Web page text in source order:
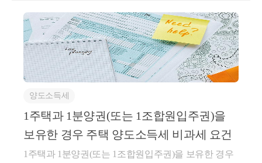
의 매도자와 체결한 임대차계약이직전임대차계약에
해당하는지서면-2023-부동산-1332 [부동산납세과-240
1]등록일자 : 2023.11.03.생산일자 : 2023.10.13.요지주택
을 취득하면서 해당 주택의 매도자와 임대차계약 계약
을 체결하여 실제 1년 6개월 이상 임대한 경우 직전임
대차계약에 해당함회신귀 질의의 경우, 기존 해석사례
인 “서면-2022-법규재산-4083, 2022.11.02” 를 참고하시
기 바랍니다.○ 서면-2022-법규재산-4083, 2022.11.02.1
세대가 주택을 취득한 후 해당 주택의 전 소유자와 임
대차계약을 체결하여 실제 1년 6개월 이상 임대한 경
우, 해당 임대차계약은 「소득세법 시행령」 제155조
다. 이 경우 대금, 요금, 수수료, 그 밖에 어떤 명목이든
상관없이 재화 또는 용역을 공급받는 자로부터 받는
금전적 가치 있는 모든 것을 포함하되, 부가가치세는
포함하지 아니한다.6.외상거래, 할부거래, 대통령령으
로 정하는 마일리지 등으로 대금의 전부 또는 일부를
결제하는 거래 등 그 밖의 방법으로 재화 또는 용역을
공급하는 경우: 공급 형태 등을 고려하여 대통령령으
로 정하는 가액⑤ 다음 각 호의 금액은 공급가액에 포
함하지 아니한다.1.재화나 용역을 공급할 때 그 품질이
나 수량, 인도조건 또는 공급대가의 결제방법이나 그
전화를 주시거나cta_moonyh@naver.com으로 연락을 주
시면 됩니다!★주요 경력- 121,000건 이상의 세금 상담
및 용역- 600건 이상의 경정청구를 통한 약 25억 이상
세금 환급- 세무사 플랫폼 '택슬리' 상담 및 후기 1위 (약
4,000건 이상 상담)- 전문가 플랫폼 '아하커넥츠' 상담
및 후기 1위 (약 500건 이상 상담)- 지식공유플랫폼 '아
상 공유)- KB금융 콘텐츠 필진- 한국경제필진- 서울시
마을세무사- ㈜코스맥스 세무팀- ㈜현대중공업 세무기
획팀- ㈜iMBC 재무회계팀- 세무법인 넥스트
양도소득세
1주택과 1분양권(또는 1조합원입주권)을
보유한 경우 주택 양도소득세 비과세 요건
1주택과 1분양권(또는 1조합원입주권)을 보유한 경우